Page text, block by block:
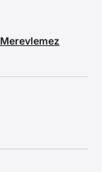
Merevlemez